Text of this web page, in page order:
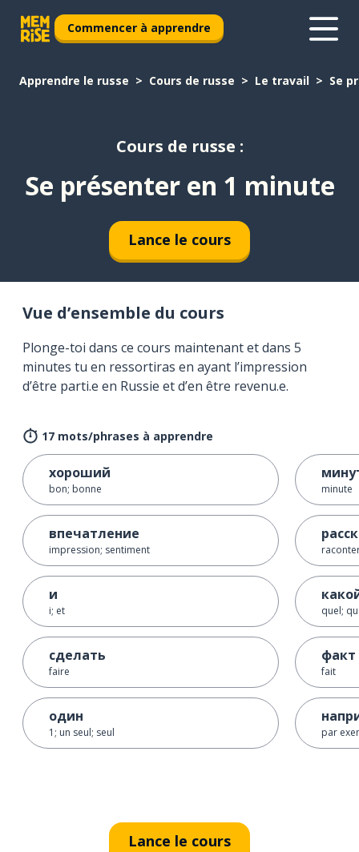
Commencer à apprendre
Apprendre le russe Cours de russe Le travail Se
Cours de russe :
Se présenter en 1 minute
Lance le cours
Vue d’ensemble du cours
Plonge-toi dans ce cours maintenant et dans 5
minutes tu en ressortiras en ayant l’impression
d’être parti.e en Russie et d’en être revenu.e.
17 mots/phrases à apprendre
хороший
bon; bonne
впечатление
impression; sentiment
и
i; et
сделать
faire
один
1; un seul; seul
minute
quel;
факт
fait
par
Lance le cours